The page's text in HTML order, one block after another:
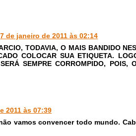
7 de janeiro de 2011 às 02:14
TODAVIA, O MAIS BANDIDO
COLOCAR SUA ETIQUETA.
SEMPRE CORROMPIDO,
2011 às 07:39
vamos convencer todo mundo.